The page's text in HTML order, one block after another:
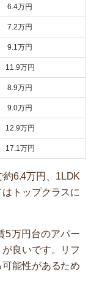
6.4万円
7.2万円
9.1万円
11.9万円
8.9万円
9.0万円
12.9万円
17.1万円
約6.4万円、1LDK
トップクラスに
5万円台のアパー
良いです。リフ
能性があるため